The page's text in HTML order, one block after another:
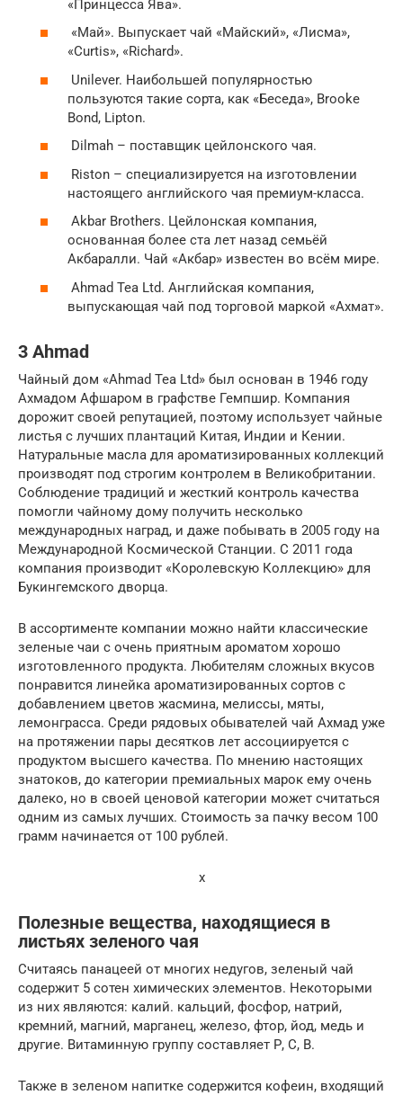
«Принцесса Ява».
«Май». Выпускает чай «Майский», «Лисма»,
«Curtis», «Richard».
Unilever. Наибольшей популярностью
пользуются такие сорта, как «Беседа», Brooke
Bond, Lipton.
Dilmah – поставщик цейлонского чая.
Riston – специализируется на изготовлении
настоящего английского чая премиум-класса.
Akbar Brothers. Цейлонская компания,
основанная более ста лет назад семьёй
Акбаралли. Чай «Акбар» известен во всём мире.
Ahmad Tea Ltd. Английская компания,
выпускающая чай под торговой маркой «Ахмат».
3 Ahmad
Чайный дом «Ahmad Tea Ltd» был основан в 1946 году
Ахмадом Афшаром в графстве Гемпшир. Компания
дорожит своей репутацией, поэтому использует чайные
листья с лучших плантаций Китая, Индии и Кении.
Натуральные масла для ароматизированных коллекций
производят под строгим контролем в Великобритании.
Соблюдение традиций и жесткий контроль качества
помогли чайному дому получить несколько
международных наград, и даже побывать в 2005 году на
Международной Космической Станции. С 2011 года
компания производит «Королевскую Коллекцию» для
Букингемского дворца.
В ассортименте компании можно найти классические
зеленые чаи с очень приятным ароматом хорошо
изготовленного продукта. Любителям сложных вкусов
понравится линейка ароматизированных сортов с
добавлением цветов жасмина, мелиссы, мяты,
лемонграсса. Среди рядовых обывателей чай Ахмад уже
на протяжении пары десятков лет ассоциируется с
продуктом высшего качества. По мнению настоящих
знатоков, до категории премиальных марок ему очень
далеко, но в своей ценовой категории может считаться
одним из самых лучших. Стоимость за пачку весом 100
грамм начинается от 100 рублей.
x
Полезные вещества, находящиеся в
листьях зеленого чая
Считаясь панацеей от многих недугов, зеленый чай
содержит 5 сотен химических элементов. Некоторыми
из них являются: калий. кальций, фосфор, натрий,
кремний, магний, марганец, железо, фтор, йод, медь и
другие. Витаминную группу составляет Р, С, В.
Также в зеленом напитке содержится кофеин, входящий